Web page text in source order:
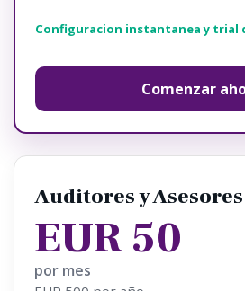
Configuracion instantanea y trial
Comenzar
Auditores y Asesores
EUR 50
por mes